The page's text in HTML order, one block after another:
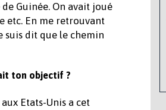
Guinée. On avait joué
etc. En me retrouvant
suis dit que le chemin
ton objectif ?
Etats-Unis a cet